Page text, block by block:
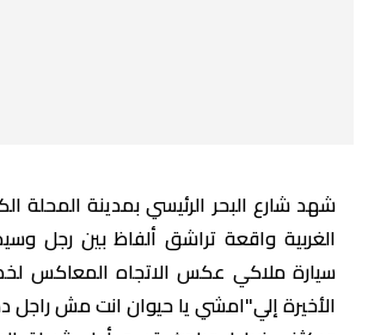
شهد شارع البحر الرئيسي بمدينة المحلة
الغربية واقعة تراشق ألفاظ بين رجل
سيارة ملاكي عكس الاتجاه المعاكس
الأخيرة إلي"امشي يا حيوان انت مش راجل